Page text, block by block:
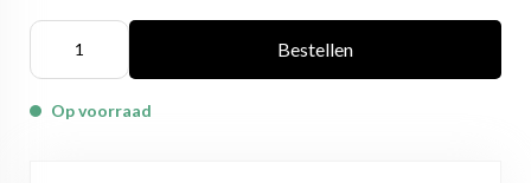
Bestellen
Op voorraad